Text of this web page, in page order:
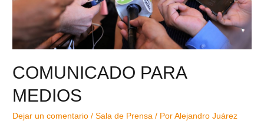
COMUNICADO PARA
MEDIOS
Dejar un comentario /Sala de Prensa / PorAlejandro Juárez